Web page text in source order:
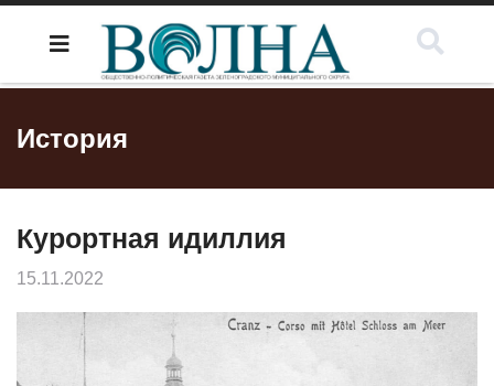
История
Курортная идиллия
15.11.2022